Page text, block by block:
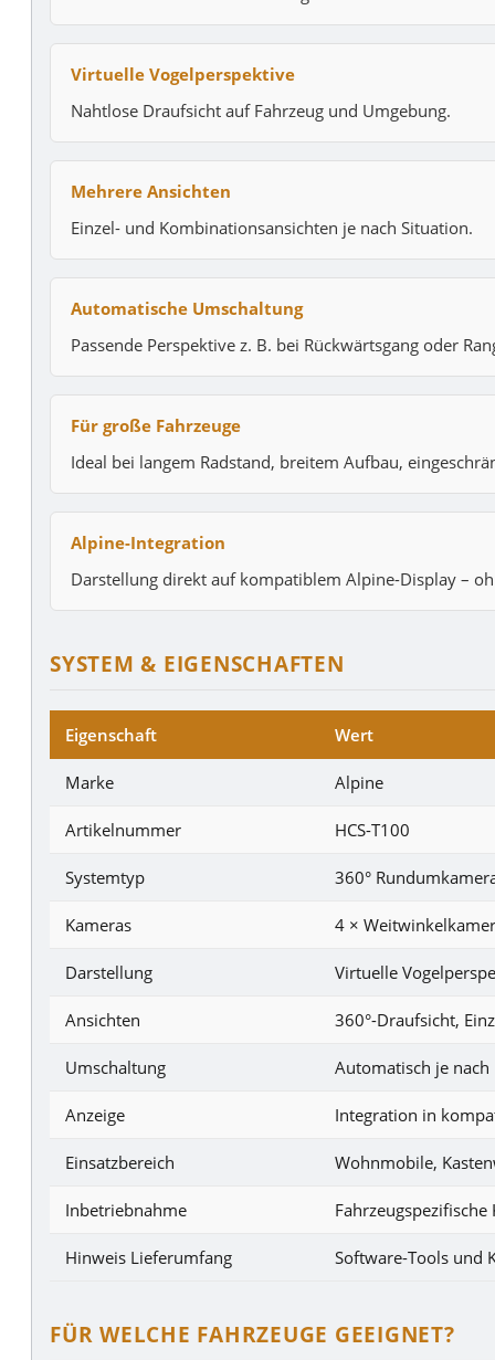
Virtuelle Vogelperspektive
Nahtlose Draufsicht auf Fahrzeug und Umgebung.
Mehrere Ansichten
Einzel- und Kombinationsansichten je nach Situation.
Automatische Umschaltung
Passende Perspektive z. B. bei Rückwärtsgang oder
Für große Fahrzeuge
Ideal bei langem Radstand, breitem Aufbau,
Alpine-Integration
Darstellung direkt auf kompatiblem Alpine-Display –
SYSTEM & EIGENSCHAFTEN
Eigenschaft Wert
Marke Alpine
Artikelnummer HCS-T100
Systemtyp 360°
Kameras 4 ×
Darstellung Virtuelle
Ansichten 360°-Draufsicht,
Umschaltung Automatisch je
Anzeige Integration in
Einsatzbereich Wohnmobile,
Inbetriebnahme
Hinweis Lieferumfang Software-Tools und
FÜR WELCHE FAHRZEUGE GEEIGNET?